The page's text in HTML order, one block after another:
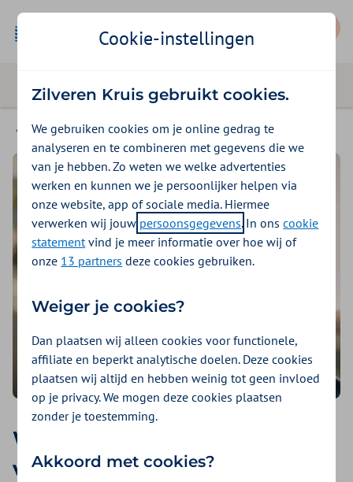
Fit gebit
Wat ruik ik? 5 simpele tips
voor een frisse adem
Cookie-instellingen
Zilveren Kruis gebruikt cookies.
We gebruiken cookies om je online gedrag te
analyseren en te combineren met gegevens die we
van je hebben. Zo weten we welke advertenties
werken en kunnen we je persoonlijker helpen via
onze website, app of sociale media. Hiermee
verwerken wij jouw persoonsgegevens. In onscookie
statementvind je meer informatie over hoe wij of
onze 13 partners deze cookies gebruiken.
Weiger je cookies?
Dan plaatsen wij alleen cookies voor functionele,
affiliate en beperkt analytische doelen. Deze cookies
plaatsen wij altijd en hebben weinig tot geen invloed
op je privacy. We mogen deze cookies plaatsen
zonder je toestemming.
Akkoord met cookies?